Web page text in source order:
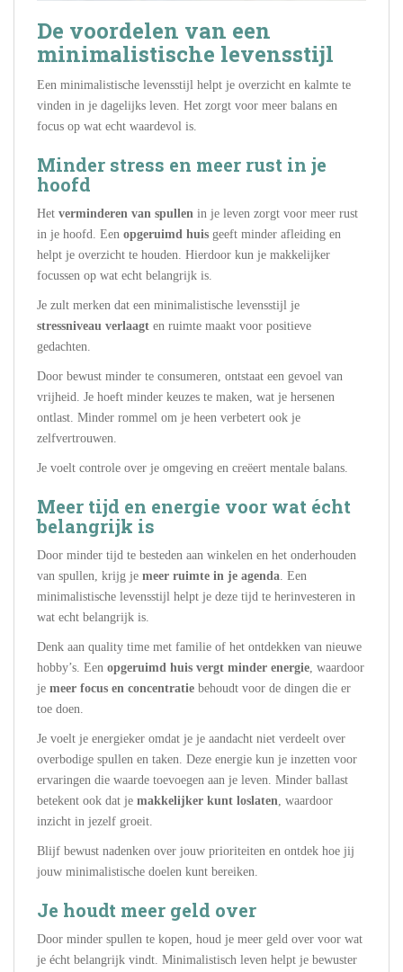
De voordelen van een
minimalistische levensstijl
Een minimalistische levensstijl helpt je overzicht en kalmte te
vinden in je dagelijks leven. Het zorgt voor meer balans en
focus op wat echt waardevol is.
Minder stress en meer rust in je
hoofd
Het verminderen van spullen in je leven zorgt voor meer rust
in je hoofd. Een opgeruimd huis geeft minder afleiding en
helpt je overzicht te houden. Hierdoor kun je makkelijker
focussen op wat echt belangrijk is.
Je zult merken dat een minimalistische levensstijl je
stressniveau verlaagt en ruimte maakt voor positieve
gedachten.
Door bewust minder te consumeren, ontstaat een gevoel van
vrijheid. Je hoeft minder keuzes te maken, wat je hersenen
ontlast. Minder rommel om je heen verbetert ook je
zelfvertrouwen.
Je voelt controle over je omgeving en creëert mentale balans.
Meer tijd en energie voor wat écht
belangrijk is
Door minder tijd te besteden aan winkelen en het onderhouden
van spullen, krijg je meer ruimte in je agenda . Een
minimalistische levensstijl helpt je deze tijd te herinvesteren in
wat echt belangrijk is.
Denk aan quality time met familie of het ontdekken van nieuwe
hobby’s. Een opgeruimd huis vergt minder energie , waardoor
je meer focus en concentratie behoudt voor de dingen die er
toe doen.
Je voelt je energieker omdat je je aandacht niet verdeelt over
overbodige spullen en taken. Deze energie kun je inzetten voor
ervaringen die waarde toevoegen aan je leven. Minder ballast
betekent ook dat je makkelijker kunt loslaten , waardoor
inzicht in jezelf groeit.
Blijf bewust nadenken over jouw prioriteiten en ontdek hoe jij
jouw minimalistische doelen kunt bereiken.
Je houdt meer geld over
Door minder spullen te kopen, houd je meer geld over voor wat
je écht belangrijk vindt. Minimalistisch leven helpt je bewuster